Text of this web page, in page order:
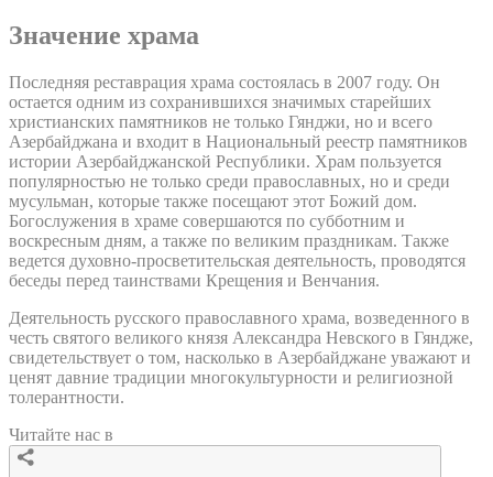
Значение храма
Последняя реставрация храма состоялась в 2007 году. Он
остается одним из сохранившихся значимых старейших
христианских памятников не только Гянджи, но и всего
Азербайджана и входит в Национальный реестр памятников
истории Азербайджанской Республики. Храм пользуется
популярностью не только среди православных, но и среди
мусульман, которые также посещают этот Божий дом.
Богослужения в храме совершаются по субботним и
воскресным дням, а также по великим праздникам. Также
ведется духовно-просветительская деятельность, проводятся
беседы перед таинствами Крещения и Венчания.
Деятельность русского православного храма, возведенного в
честь святого великого князя Александра Невского в Гяндже,
свидетельствует о том, насколько в Азербайджане уважают и
ценят давние традиции многокультурности и религиозной
толерантности.
Читайте нас в